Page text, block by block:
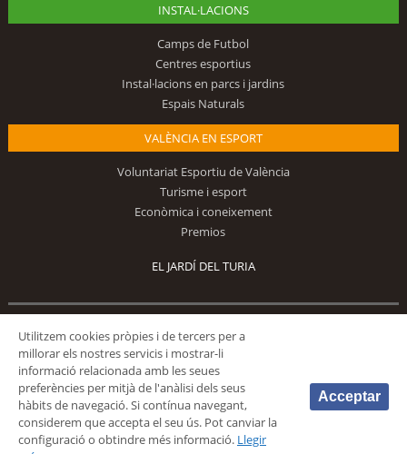
INSTAL·LACIONS
Camps de Futbol
Centres esportius
Instal·lacions en parcs i jardins
Espais Naturals
VALÈNCIA EN ESPORT
Voluntariat Esportiu de València
Turisme i esport
Econòmica i coneixement
Premios
EL JARDÍ DEL TURIA
© 2026 Fundación Deportiva Municipal Valencia |AVÍS LEGAL
Utilitzem cookies pròpies i de tercers per a
millorar els nostres servicis i mostrar-li
informació relacionada amb les seues
preferències per mitjà de l'anàlisi dels seus
hàbits de navegació. Si contínua navegant,
considerem que accepta el seu ús. Pot canviar la
configuració o obtindre més informació. Llegir
Acceptar